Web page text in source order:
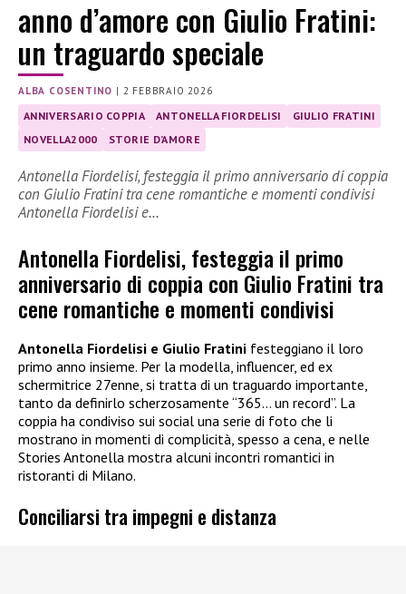
anno d’amore con Giulio Fratini:
un traguardo speciale
ALBA COSENTINO | 2 FEBBRAIO 2026
ANNIVERSARIO COPPIA ANTONELLA FIORDELISI
GIULIO FRATINI
NOVELLA2000
STORIE D’AMORE
Antonella Fiordelisi, festeggia il primo anniversario di coppia
con Giulio Fratini tra cene romantiche e momenti condivisi
Antonella Fiordelisi e…
Antonella Fiordelisi, festeggia il primo
anniversario di coppia con Giulio Fratini tra
cene romantiche e momenti condivisi
Antonella Fiordelisi e Giulio Fratini festeggiano il loro
primo anno insieme. Per la modella, influencer, ed ex
schermitrice 27enne, si tratta di un traguardo importante,
tanto da definirlo scherzosamente “365… un record”. La
coppia ha condiviso sui social una serie di foto che li
mostrano in momenti di complicità, spesso a cena, e nelle
Stories Antonella mostra alcuni incontri romantici in
ristoranti di Milano.
Conciliarsi tra impegni e distanza